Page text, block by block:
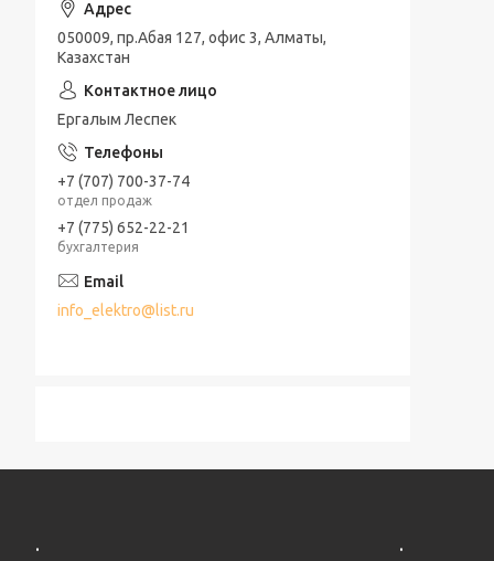
050009, пр.Абая 127, офис 3, Алматы,
Казахстан
Ергалым Леспек
+7 (707) 700-37-74
отдел продаж
+7 (775) 652-22-21
бухгалтерия
info_elektro@list.ru
. .